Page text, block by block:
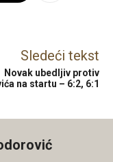
Sledeći tekst
Novak ubedljiv protiv
na startu – 6:2, 6:1